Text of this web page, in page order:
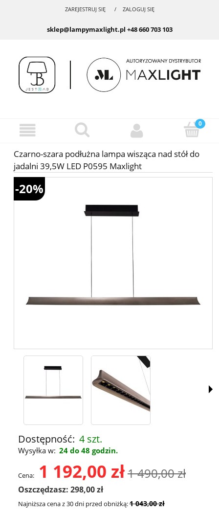
ZAREJESTRUJ SIĘ ZALOGUJ SIĘ
sklep@lampymaxlight.pl +48 660 703 103
Czarno-szara podłużna lampa wisząca nad stół do
jadalni 39,5W LED P0595 Maxlight
-20%
Dostępność: 4 szt.
Wysyłka w: 24 do 48 godzin.
Cena: 1 192,00 zł1 490,00 zł
Oszczędzasz: 298,00 zł
Najniższa cena z 30 dni przed obniżką:1 043,00 zł